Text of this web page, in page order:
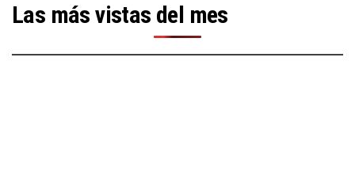
Las más vistas del mes